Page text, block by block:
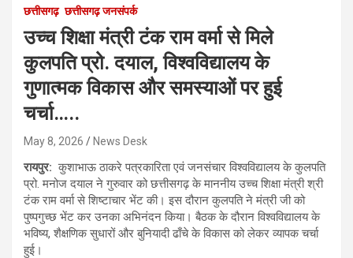
छत्तीसगढ़ छत्तीसगढ़ जनसंपर्क
उच्च शिक्षा मंत्री टंक राम वर्मा से मिले
कुलपति प्रो. दयाल, विश्वविद्यालय के
गुणात्मक विकास और समस्याओं पर हुई
चर्चा…..
May 8, 2026 News Desk
रायपुर:कुशाभाऊ ठाकरे पत्रकारिता एवं जनसंचार विश्वविद्यालय के कुलपति
प्रो. मनोज दयाल ने गुरुवार को छत्तीसगढ़ के माननीय उच्च शिक्षा मंत्री श्री
टंक राम वर्मा से शिष्टाचार भेंट की। इस दौरान कुलपति ने मंत्री जी को
पुष्पगुच्छ भेंट कर उनका अभिनंदन किया। बैठक के दौरान विश्वविद्यालय के
भविष्य, शैक्षणिक सुधारों और बुनियादी ढाँचे के विकास को लेकर व्यापक चर्चा
हुई।